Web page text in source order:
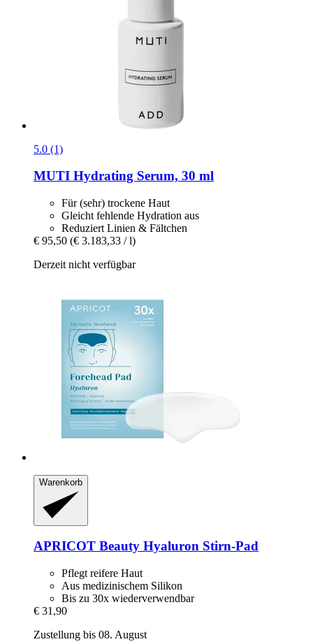
5.0 (1)
MUTI Hydrating Serum, 30 ml
Für (sehr) trockene Haut
Gleicht fehlende Hydration aus
Reduziert Linien & Fältchen
€ 95,50 (€ 3.183,33 / l)
Derzeit nicht verfügbar
Warenkorb
APRICOT Beauty Hyaluron Stirn-​Pad
Pflegt reifere Haut
Aus medizinischem Silikon
Bis zu 30x wiederverwendbar
€ 31,90
Zustellung bis 08. August